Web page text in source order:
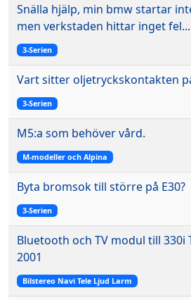
Snälla hjälp, min bmw startar
men verkstaden hittar inget fel...
3-Serien
Vart sitter oljetryckskontakten
3-Serien
M5:a som behöver vård.
M-modeller och Alpina
Byta bromsok till större på E30?
3-Serien
Bluetooth och TV modul till 330i
2001
Bilstereo Navi Tele Ljud Larm